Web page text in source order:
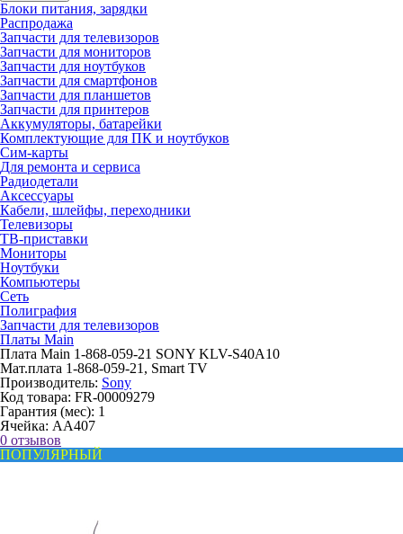
Блоки питания, зарядки
Распродажа
Запчасти для телевизоров
Запчасти для мониторов
Запчасти для ноутбуков
Запчасти для смартфонов
Запчасти для планшетов
Запчасти для принтеров
Аккумуляторы, батарейки
Комплектующие для ПК и ноутбуков
Сим-карты
Для ремонта и сервиса
Радиодетали
Аксессуары
Кабели, шлейфы, переходники
Телевизоры
ТВ-приставки
Мониторы
Ноутбуки
Компьютеры
Сеть
Полиграфия
Запчасти для телевизоров
Платы Main
Плата Main 1-868-059-21 SONY KLV-S40A10
Мат.плата 1-868-059-21, Smart TV
Производитель: Sony
Код товара: FR-00009279
Гарантия (мес): 1
Ячейка: AA407
0 отзывов
ПОПУЛЯРНЫЙ